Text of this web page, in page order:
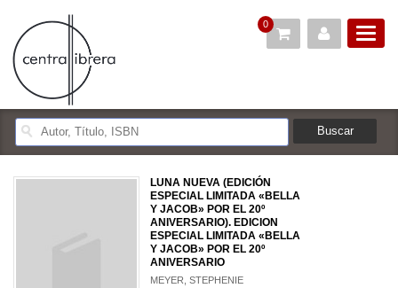
0
LUNA NUEVA (EDICIÓN
ESPECIAL LIMITADA «BELLA
Y JACOB» POR EL 20º
ANIVERSARIO). EDICION
ESPECIAL LIMITADA «BELLA
Y JACOB» POR EL 20º
ANIVERSARIO
MEYER, STEPHENIE